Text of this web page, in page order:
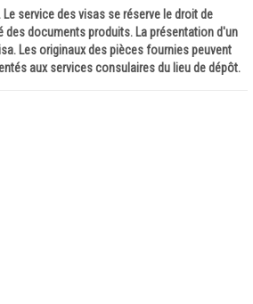
service des visas se réserve le droit de
documents produits. La présentation d'un
Les originaux des pièces fournies peuvent
aux services consulaires du lieu de dépôt.